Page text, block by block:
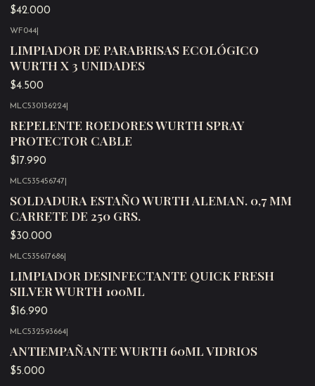
$42.000
WF044|
LIMPIADOR DE PARABRISAS ECOLÓGICO
WURTH X 3 UNIDADES
$4.500
MLC530136224|
REPELENTE ROEDORES WURTH SPRAY
PROTECTOR CABLE
$17.990
MLC535456747
SOLDADURA ESTAÑO WURTH ALEMAN. 0,7 MM
CARRETE DE 250 GRS.
$30.000
MLC535617686|
LIMPIADOR DESINFECTANTE QUICK FRESH
SILVER WURTH 100ML
$16.990
MLC532593664|
ANTIEMPAÑANTE WURTH 60ML VIDRIOS
$5.000